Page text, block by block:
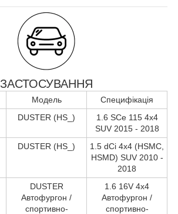
ЗАСТОСУВАННЯ
Модель
Специфікація
DUSTER (HS_)
1.6 SCe 115 4x4
SUV 2015 - 2018
DUSTER (HS_)
1.5 dCi 4x4 (HSMC,
HSMD) SUV 2010 -
2018
DUSTER
Автофургон /
спортивно-
1.6 16V 4x4
Автофургон /
спортивно-